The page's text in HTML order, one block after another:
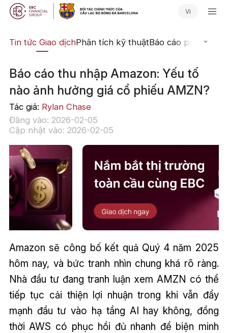
Vi
Tin tức Giao dịchPhân tích kỹ thuậtBáo cáo phân tích
Báo cáo thu nhập Amazon: Yếu tố
nào ảnh hưởng giá cổ phiếu AMZN?
Tác giả: Rylan Chase
Đăng vào: 2026-02-05
Cập nhật vào: 2026-02-05
Amazon sẽ công bố kết quả Quý 4 năm 2025
hôm nay, và bức tranh nhìn chung khá rõ ràng.
Nhà đầu tư đang tranh luận xem AMZN có thể
tiếp tục cải thiện lợi nhuận trong khi vẫn đẩy
mạnh đầu tư vào hạ tầng AI hay không, đồng
thời AWS có phục hồi đủ nhanh để biện minh